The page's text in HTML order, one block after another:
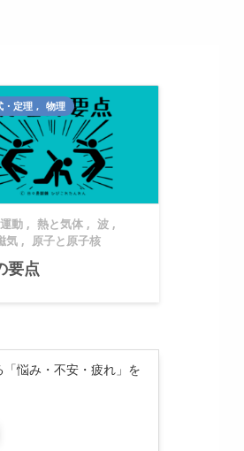
・定理 , 物理
動 , 熱と気体 , 波 ,
気 , 原子と原子核
要点
悩み・不安・疲れ」を